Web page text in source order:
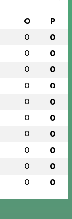
O P
0 0
0 0
0 0
0 0
0 0
0 0
0 0
0 0
0 0
0 0